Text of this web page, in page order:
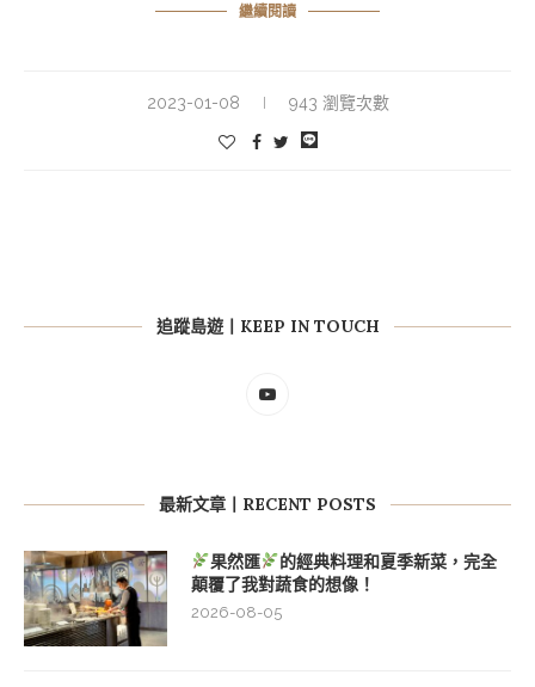
繼續閱讀
2023-01-08 943 瀏覽次數
追蹤島遊丨KEEP IN TOUCH
最新文章丨RECENT POSTS
果然匯
的經典料理和夏季新菜，完全
顛覆了我對蔬食的想像！
2026-08-05